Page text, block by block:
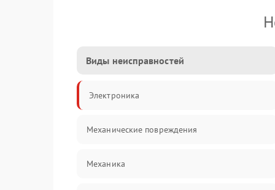
Виды неисправностей
Электроника
Механические повреждения
Механика